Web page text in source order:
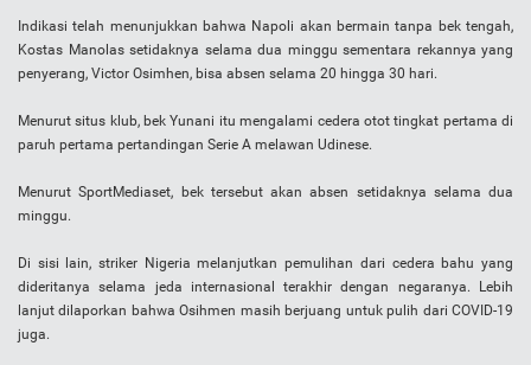
Indikasi telah menunjukkan bahwa Napoli akan bermain tanpa bek tengah,
Kostas Manolas setidaknya selama dua minggu sementara rekannya yang
penyerang, Victor Osimhen, bisa absen selama 20 hingga 30 hari.
Menurut situs klub, bek Yunani itu mengalami cedera otot tingkat pertama di
paruh pertama pertandingan Serie A melawan Udinese.
Menurut SportMediaset, bek tersebut akan absen setidaknya selama dua
minggu.
Di sisi lain, striker Nigeria melanjutkan pemulihan dari cedera bahu yang
dideritanya selama jeda internasional terakhir dengan negaranya. Lebih
lanjut dilaporkan bahwa Osihmen masih berjuang untuk pulih dari COVID-19
juga.